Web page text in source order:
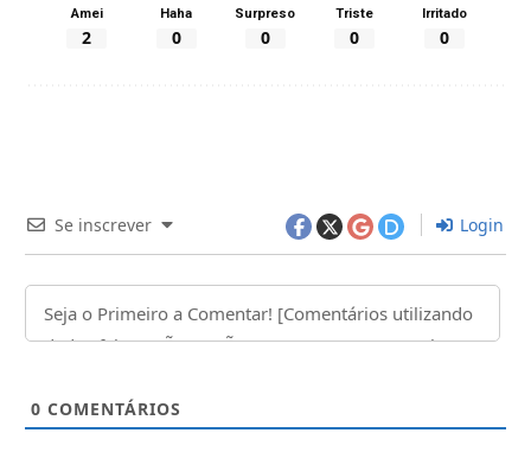
Amei
2
Haha
0
Surpreso
0
Triste
0
Irritado
0
Se inscrever Login
0 COMENTÁRIOS